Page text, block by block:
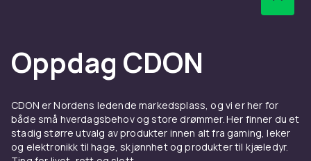
Oppdag CDON
CDON er Nordens ledende markedsplass, og vi er her for
både små hverdagsbehov og store drømmer. Her finner du et
stadig større utvalg av produkter innen alt fra gaming, leker
og elektronikk til hage, skjønnhet og produkter til kjæledyr.